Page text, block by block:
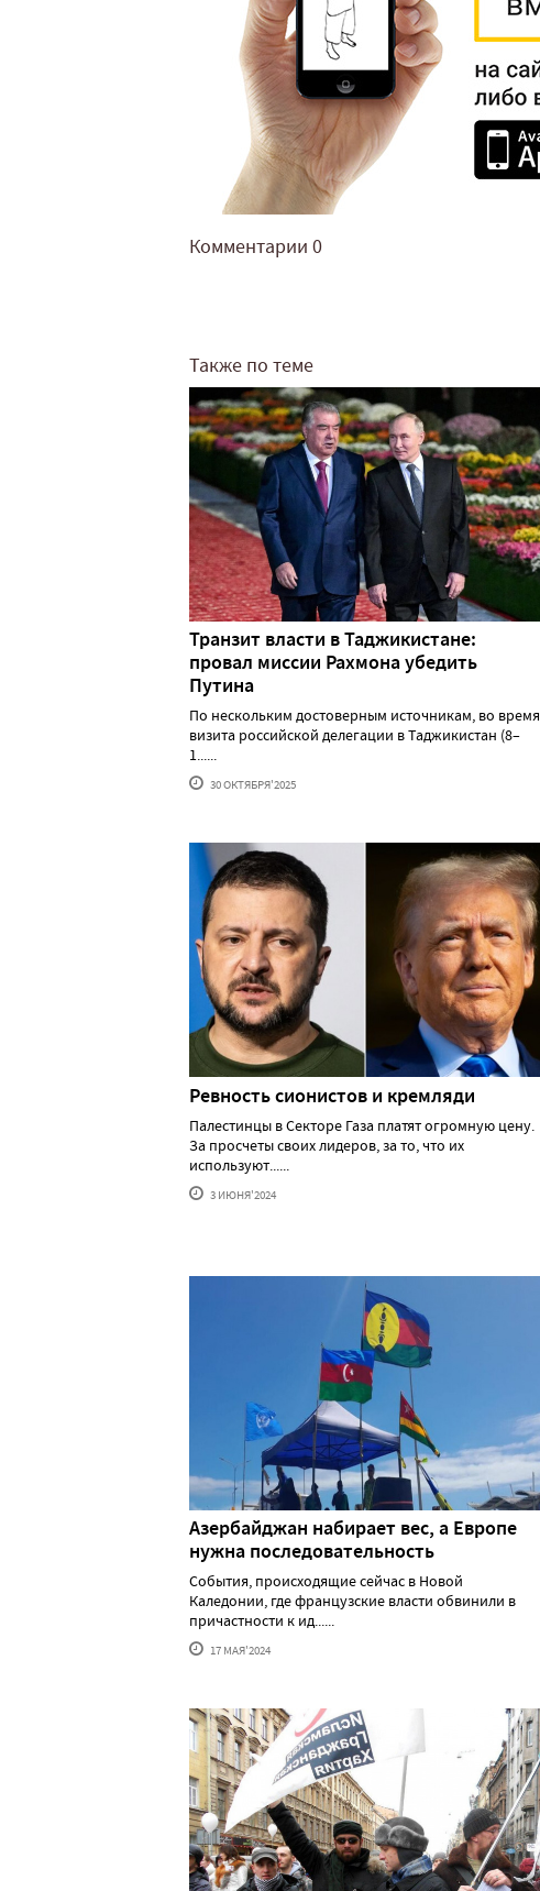
Комментарии 0
Также по теме
Транзит власти в Таджикистане:
провал миссии Рахмона убедить
Путина
По нескольким достоверным источникам, во время
визита российской делегации в Таджикистан (8–
1......
30 ОКТЯБРЯ'2025
Ревность сионистов и кремляди
Палестинцы в Секторе Газа платят огромную цену.
За просчеты своих лидеров, за то, что их
используют......
3 ИЮНЯ'2024
Азербайджан набирает вес, а Европе
нужна последовательность
События, происходящие сейчас в Новой
Каледонии, где французские власти обвинили в
причастности к ид......
17 МАЯ'2024